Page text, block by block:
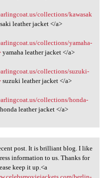
collections/kawasak
leather jacket </a>
collections/yamaha-
yamaha leather jacket </a>
collections/suzuki-
suzuki leather jacket </a>
collections/honda-
leather jacket </a>
post. It
post. It is brilliant blog. I like
information to us. Thanks for
keep it up.<a